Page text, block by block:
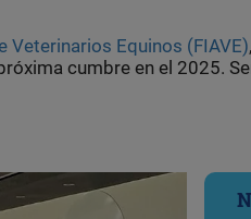
Veterinarios Equinos (FIAVE)
cumbre en el 2025.